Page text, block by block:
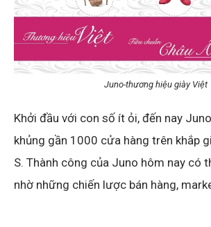
Juno-thương hiệu giày Việt
Khởi đầu với con số ít ỏi, đến nay
khủng gần 1000 cửa hàng trên khắp
S. Thành công của Juno hôm nay có
nhờ những chiến lược bán hàng,